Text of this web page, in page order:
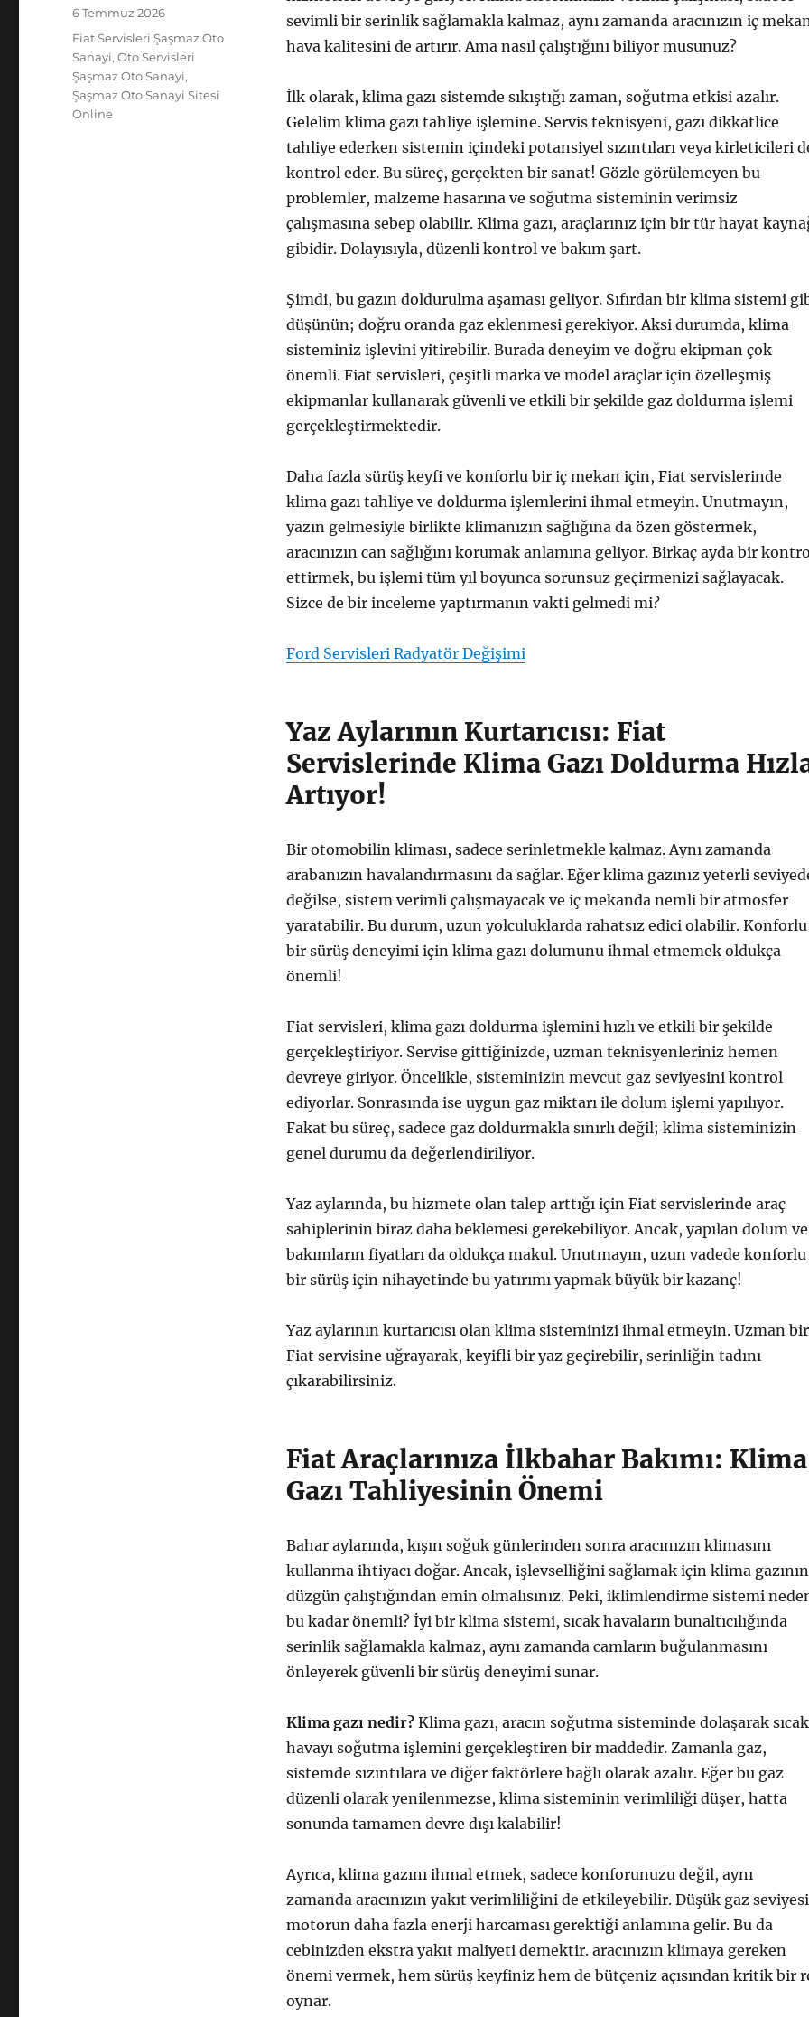
sevimli bir serinlik sağlamakla kalmaz, aynı zamanda aracınızın iç
hava kalitesini de artırır. Ama nasıl çalıştığını biliyor musunuz?
İlk olarak, klima gazı sistemde sıkıştığı zaman, soğutma etkisi azalır.
Gelelim klima gazı tahliye işlemine. Servis teknisyeni, gazı dikkatlice
tahliye ederken sistemin içindeki potansiyel sızıntıları veya kirleticileri
kontrol eder. Bu süreç, gerçekten bir sanat! Gözle görülemeyen bu
problemler, malzeme hasarına ve soğutma sisteminin verimsiz
çalışmasına sebep olabilir. Klima gazı, araçlarınız için bir tür hayat
gibidir. Dolayısıyla, düzenli kontrol ve bakım şart.
Şimdi, bu gazın doldurulma aşaması geliyor. Sıfırdan bir klima sistemi
düşünün; doğru oranda gaz eklenmesi gerekiyor. Aksi durumda, klima
sisteminiz işlevini yitirebilir. Burada deneyim ve doğru ekipman çok
önemli. Fiat servisleri, çeşitli marka ve model araçlar için özelleşmiş
ekipmanlar kullanarak güvenli ve etkili bir şekilde gaz doldurma işlemi
gerçekleştirmektedir.
Daha fazla sürüş keyfi ve konforlu bir iç mekan için, Fiat servislerinde
klima gazı tahliye ve doldurma işlemlerini ihmal etmeyin. Unutmayın,
yazın gelmesiyle birlikte klimanızın sağlığına da özen göstermek,
aracınızın can sağlığını korumak anlamına geliyor. Birkaç ayda bir
ettirmek, bu işlemi tüm yıl boyunca sorunsuz geçirmenizi sağlayacak.
Sizce de bir inceleme yaptırmanın vakti gelmedi mi?
Ford Servisleri Radyatör Değişimi
Yaz Aylarının Kurtarıcısı: Fiat
Servislerinde Klima Gazı Doldurma
Artıyor!
Bir otomobilin kliması, sadece serinletmekle kalmaz. Aynı zamanda
arabanızın havalandırmasını da sağlar. Eğer klima gazınız yeterli
değilse, sistem verimli çalışmayacak ve iç mekanda nemli bir atmosfer
yaratabilir. Bu durum, uzun yolculuklarda rahatsız edici olabilir. Konforlu
bir sürüş deneyimi için klima gazı dolumunu ihmal etmemek oldukça
önemli!
Fiat servisleri, klima gazı doldurma işlemini hızlı ve etkili bir şekilde
gerçekleştiriyor. Servise gittiğinizde, uzman teknisyenleriniz hemen
devreye giriyor. Öncelikle, sisteminizin mevcut gaz seviyesini kontrol
ediyorlar. Sonrasında ise uygun gaz miktarı ile dolum işlemi yapılıyor.
Fakat bu süreç, sadece gaz doldurmakla sınırlı değil; klima sisteminizin
genel durumu da değerlendiriliyor.
Yaz aylarında, bu hizmete olan talep arttığı için Fiat servislerinde araç
sahiplerinin biraz daha beklemesi gerekebiliyor. Ancak, yapılan dolum ve
bakımların fiyatları da oldukça makul. Unutmayın, uzun vadede konforlu
bir sürüş için nihayetinde bu yatırımı yapmak büyük bir kazanç!
Yaz aylarının kurtarıcısı olan klima sisteminizi ihmal etmeyin. Uzman bir
Fiat servisine uğrayarak, keyifli bir yaz geçirebilir, serinliğin tadını
çıkarabilirsiniz.
Fiat Araçlarınıza İlkbahar Bakımı: Klima
Gazı Tahliyesinin Önemi
Bahar aylarında, kışın soğuk günlerinden sonra aracınızın klimasını
kullanma ihtiyacı doğar. Ancak, işlevselliğini sağlamak için klima gazının
düzgün çalıştığından emin olmalısınız. Peki, iklimlendirme sistemi
bu kadar önemli? İyi bir klima sistemi, sıcak havaların bunaltıcılığında
serinlik sağlamakla kalmaz, aynı zamanda camların buğulanmasını
önleyerek güvenli bir sürüş deneyimi sunar.
Klima gazı nedir?Klima gazı, aracın soğutma sisteminde dolaşarak sıcak
havayı soğutma işlemini gerçekleştiren bir maddedir. Zamanla gaz,
sistemde sızıntılara ve diğer faktörlere bağlı olarak azalır. Eğer bu gaz
düzenli olarak yenilenmezse, klima sisteminin verimliliği düşer, hatta
sonunda tamamen devre dışı kalabilir!
Ayrıca, klima gazını ihmal etmek, sadece konforunuzu değil, aynı
zamanda aracınızın yakıt verimliliğini de etkileyebilir. Düşük gaz
motorun daha fazla enerji harcaması gerektiği anlamına gelir. Bu da
cebinizden ekstra yakıt maliyeti demektir. aracınızın klimaya gereken
önemi vermek, hem sürüş keyfiniz hem de bütçeniz açısından kritik bir
oynar.
Yayın
tarihi
6 Temmuz 2026
Kategoriler
Fiat Servisleri Şaşmaz Oto
Sanayi,Oto Servisleri
Şaşmaz Oto Sanayi,
Şaşmaz Oto Sanayi Sitesi
Online